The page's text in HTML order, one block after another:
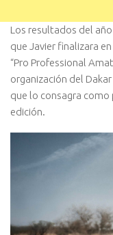
Los resultados del
que Javier finalizara
“Pro Professional
organización del
que lo consagra como
edición.